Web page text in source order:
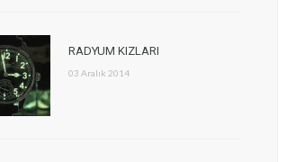
RADYUM KIZLARI
03 Aralık 2014